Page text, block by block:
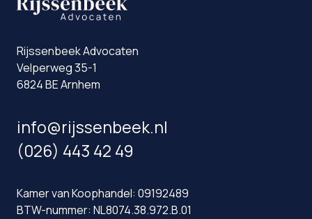
Rijssenbeek Advocaten
Velperweg 35-1
6824 BE Arnhem
info@rijssenbeek.nl
(026) 443 42 49
Kamer van Koophandel: 09192489
BTW-nummer: NL8074.38.972.B.01